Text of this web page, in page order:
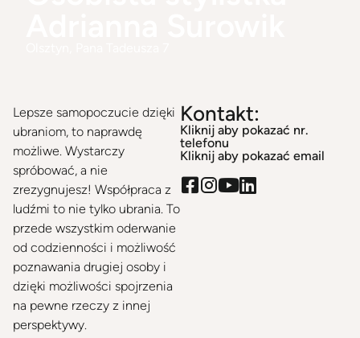
Lepsze samopoczucie dzięki
ubraniom, to naprawdę
możliwe. Wystarczy
spróbować, a nie
zrezygnujesz! Współpraca z
ludźmi to nie tylko ubrania. To
przede wszystkim oderwanie
od codzienności i możliwość
poznawania drugiej osoby i
dzięki możliwości spojrzenia
na pewne rzeczy z innej
perspektywy.
Kontakt:
Kliknij aby pokazać nr.
telefonu
Kliknij aby pokazać email